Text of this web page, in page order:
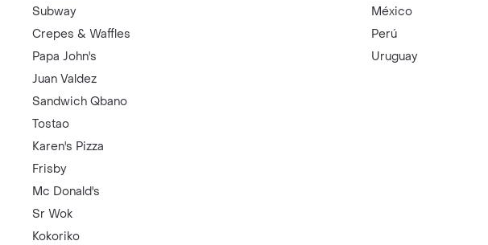
Subway
Crepes & Waffles
Papa John's
Juan Valdez
Sandwich Qbano
Tostao
Karen's Pizza
Frisby
Mc Donald's
Sr Wok
Kokoriko
México
Perú
Uruguay